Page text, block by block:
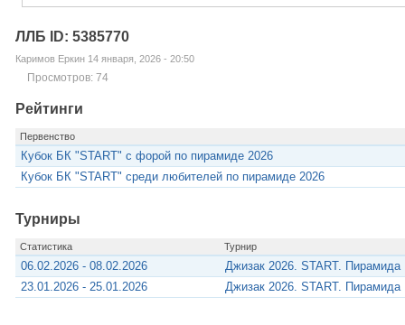
ЛЛБ ID: 5385770
Каримов Еркин 14 января, 2026 - 20:50
Просмотров: 74
Рейтинги
Первенство
Кубок БК "START" с форой по пирамиде 2026
Кубок БК "START" среди любителей по пирамиде 2026
Турниры
Статистика Турнир
06.02.2026 - 08.02.2026
Джизак 2026. START.
23.01.2026 - 25.01.2026
Джизак 2026. START.